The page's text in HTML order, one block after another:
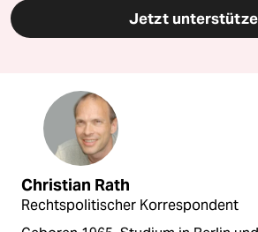
Jetzt
Christian Rath
Rechtspolitischer Korrespondent